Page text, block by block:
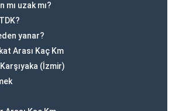
mı uzak mı?
yanar?
Arası Kaç Km
(İzmir)